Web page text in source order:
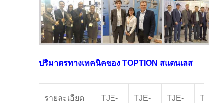
ปริมาตรทางเทคนิคของ TOPTION สแตนเลส
รายละเอียด TJE- TJE- TJE- TJE-